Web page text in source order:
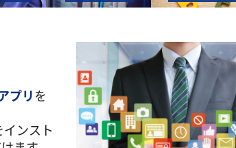
プリ を
ンスト